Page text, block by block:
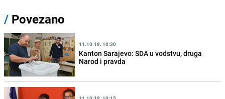
/ Povezano
11.10.18. 10:30
Kanton Sarajevo: SDA u vodstvu, druga
Narod i pravda